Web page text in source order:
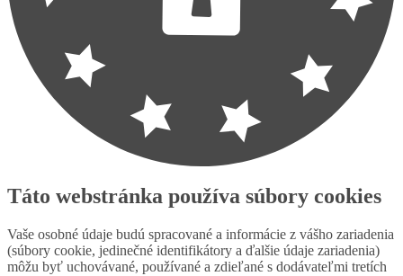
Táto webstránka používa súbory cookies
Vaše osobné údaje budú spracované a informácie z vášho zariadenia
(súbory cookie, jedinečné identifikátory a ďalšie údaje zariadenia)
môžu byť uchovávané, používané a zdieľané s dodávateľmi tretích